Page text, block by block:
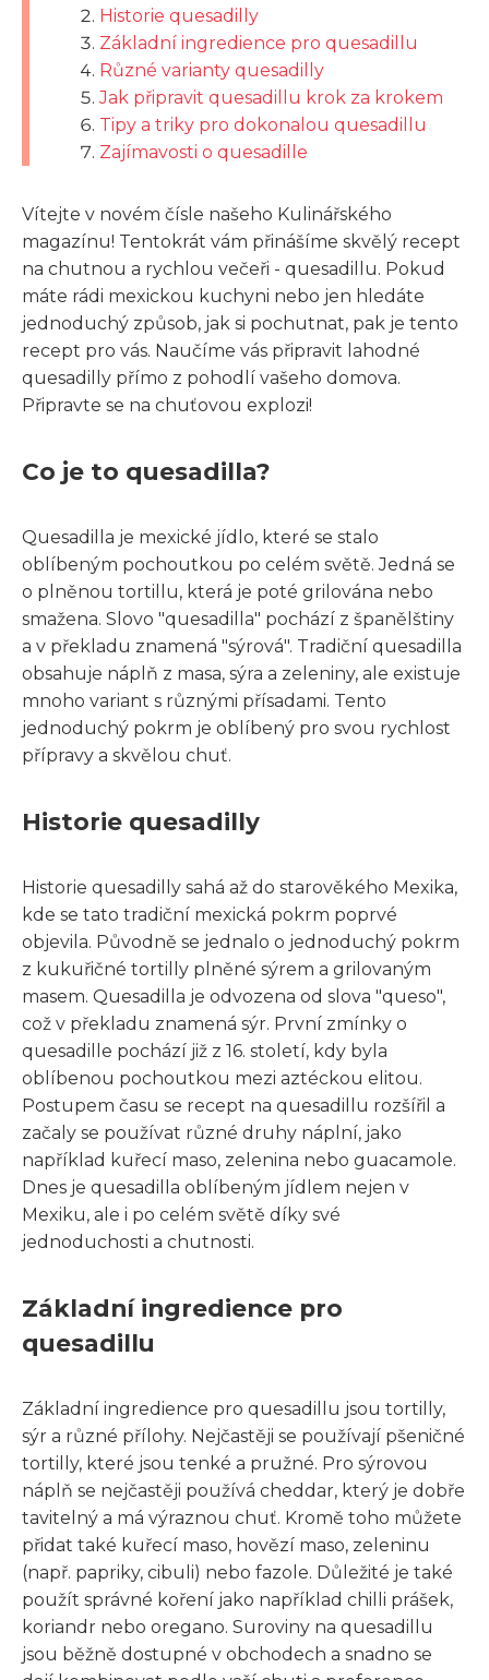
Historie quesadilly
Základní ingredience pro quesadillu
Různé varianty quesadilly
Jak připravit quesadillu krok za krokem
Tipy a triky pro dokonalou quesadillu
Zajímavosti o quesadille
Vítejte v novém čísle našeho Kulinářského
magazínu! Tentokrát vám přinášíme skvělý recept
na chutnou a rychlou večeři - quesadillu. Pokud
máte rádi mexickou kuchyni nebo jen hledáte
jednoduchý způsob, jak si pochutnat, pak je tento
recept pro vás. Naučíme vás připravit lahodné
quesadilly přímo z pohodlí vašeho domova.
Připravte se na chuťovou explozi!
Co je to quesadilla?
Quesadilla je mexické jídlo, které se stalo
oblíbeným pochoutkou po celém světě. Jedná se
o plněnou tortillu, která je poté grilována nebo
smažena. Slovo "quesadilla" pochází z španělštiny
a v překladu znamená "sýrová". Tradiční quesadilla
obsahuje náplň z masa, sýra a zeleniny, ale existuje
mnoho variant s různými přísadami. Tento
jednoduchý pokrm je oblíbený pro svou rychlost
přípravy a skvělou chuť.
Historie quesadilly
Historie quesadilly sahá až do starověkého Mexika,
kde se tato tradiční mexická pokrm poprvé
objevila. Původně se jednalo o jednoduchý pokrm
z kukuřičné tortilly plněné sýrem a grilovaným
masem. Quesadilla je odvozena od slova "queso",
což v překladu znamená sýr. První zmínky o
quesadille pochází již z 16. století, kdy byla
oblíbenou pochoutkou mezi aztéckou elitou.
Postupem času se recept na quesadillu rozšířil a
začaly se používat různé druhy náplní, jako
například kuřecí maso, zelenina nebo guacamole.
Dnes je quesadilla oblíbeným jídlem nejen v
Mexiku, ale i po celém světě díky své
jednoduchosti a chutnosti.
Základní ingredience pro
quesadillu
Základní ingredience pro quesadillu jsou tortilly,
sýr a různé přílohy. Nejčastěji se používají pšeničné
tortilly, které jsou tenké a pružné. Pro sýrovou
náplň se nejčastěji používá cheddar, který je dobře
tavitelný a má výraznou chuť. Kromě toho můžete
přidat také kuřecí maso, hovězí maso, zeleninu
(např. papriky, cibuli) nebo fazole. Důležité je také
použít správné koření jako například chilli prášek,
koriandr nebo oregano. Suroviny na quesadillu
jsou běžně dostupné v obchodech a snadno se